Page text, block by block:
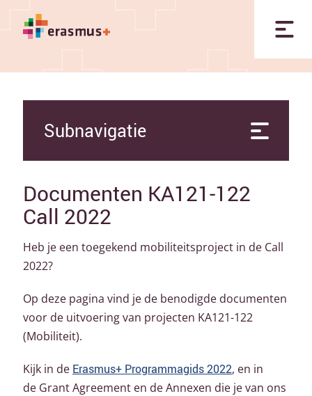
Subnavigatie
Documenten KA121-122
Call 2022
Heb je een toegekend mobiliteitsproject in de Call
2022?
Op deze pagina vind je de benodigde documenten
voor de uitvoering van projecten KA121-122
(Mobiliteit).
Kijk in de Erasmus+ Programmagids 2022, en in
de Grant Agreement en de Annexen die je van ons